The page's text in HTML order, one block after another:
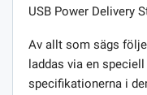
USB Power Delivery
Av allt som sägs
laddas via en
specifikationerna i